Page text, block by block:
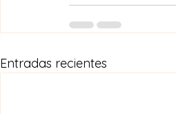
Entradas recientes